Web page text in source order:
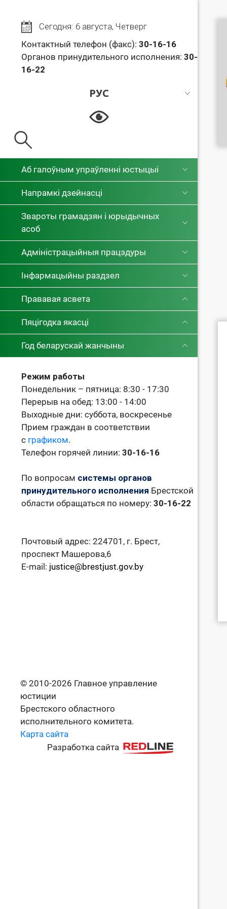
Сегодня: 6 августа, Четверг
Контактный телефон (факс): 30-16-16
Органов принудительного исполнения: 30-
16-22
РУС
РУС
Аб галоўным упраўленні юстыцыі
Напрамкі дзейнасці
Звароты грамадзян і юрыдычных
асоб
Адміністрацыйныя працэдуры
Інфармацыйны раздзел
Прававая асвета
Пяцігодка якасці
Год беларускай жанчыны
Режим работы
Понедельник – пятница: 8:30 - 17:30
Перерыв на обед: 13:00 - 14:00
Выходные дни: суббота, воскресенье
Прием граждан в соответствии
с графиком.
Телефон горячей линии: 30-16-16
По вопросам системы органов
принудительного исполнения Брестской
области обращаться по номеру: 30-16-22
Почтовый адрес: 224701, г. Брест,
проспект Машерова,6
E-mail: justice@brestjust.gov.by
© 2010-2026 Главное управление
юстиции
Брестского областного
исполнительного комитета.
Карта сайта
Разработка сайта